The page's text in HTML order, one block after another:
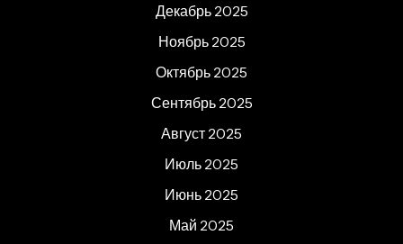
Декабрь 2025
Ноябрь 2025
Октябрь 2025
Сентябрь 2025
Август 2025
Июль 2025
Июнь 2025
Май 2025